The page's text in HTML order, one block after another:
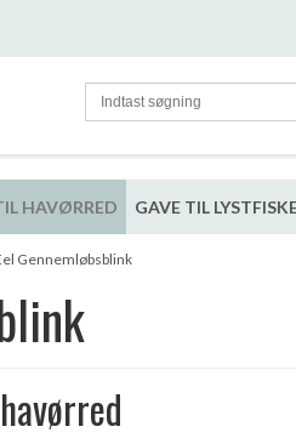
HAVØRRED GAVE TIL
Gennemløbsblink